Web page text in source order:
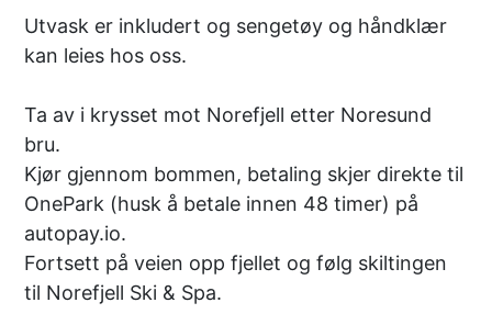
Utvask er inkludert og sengetøy og håndklær
kan leies hos oss.
Ta av i krysset mot Norefjell etter Noresund
bru.
Kjør gjennom bommen, betaling skjer direkte til
OnePark (husk å betale innen 48 timer) på
autopay.io.
Fortsett på veien opp fjellet og følg skiltingen
til Norefjell Ski & Spa.